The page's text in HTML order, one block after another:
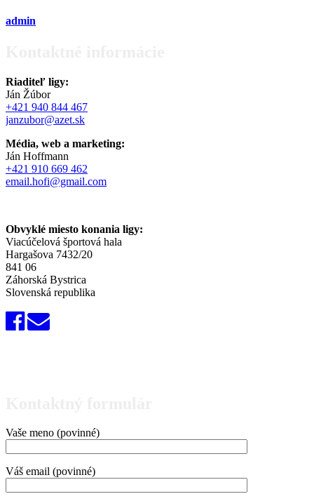
admin
Riaditeľ ligy:
Ján Žúbor
+421 940 844 467
janzubor@azet.sk
Média, web a marketing:
Ján Hoffmann
+421 910 669 462
email.hofi@gmail.com
Obvyklé miesto konania ligy:
Viacúčelová športová hala
Hargašova 7432/20
841 06
Záhorská Bystrica
Slovenská republika
Vaše meno (povinné)
Váš email (povinné)